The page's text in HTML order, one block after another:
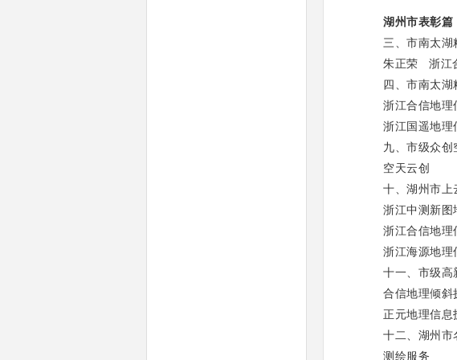
湖州市表彰篇
三、市南太湖
朱正荣 浙江
四、市南太
浙江合信地理
浙江国遥地理
九、市级众创
空天云创
十、湖州市上
浙江中测新图
浙江合信地理
浙江海源地理
十一、市级高
合信地理倾斜
正元地理信息
十二、湖州市
测绘服务 浙